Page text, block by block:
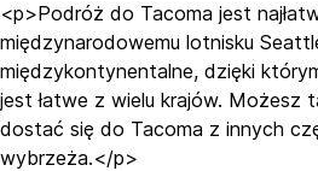
<p>Podróż do Tacoma jest
międzynarodowemu lotnisku
międzykontynentalne, dzięki
jest łatwe z wielu krajów. Możesz
dostać się do Tacoma z innych
wybrzeża.</p>